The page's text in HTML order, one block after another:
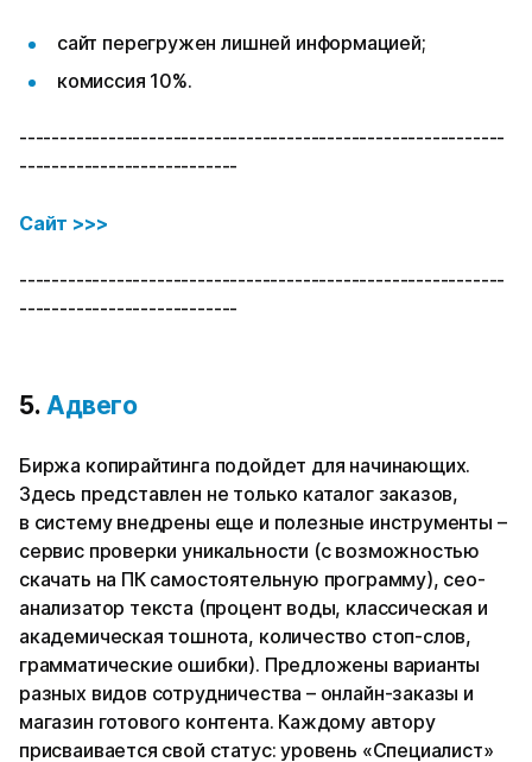
сайт перегружен лишней информацией;
комиссия 10%.
------------------------------------------------------------
---------------------------
Сайт >>>
------------------------------------------------------------
---------------------------
5. Адвего
Биржа копирайтинга подойдет для начинающих.
Здесь представлен не только каталог заказов,
в систему внедрены еще и полезные инструменты –
сервис проверки уникальности (с возможностью
скачать на ПК самостоятельную программу), сео-
анализатор текста (процент воды, классическая и
академическая тошнота, количество стоп-слов,
грамматические ошибки). Предложены варианты
разных видов сотрудничества – онлайн-заказы и
магазин готового контента. Каждому автору
присваивается свой статус: уровень «Специалист»